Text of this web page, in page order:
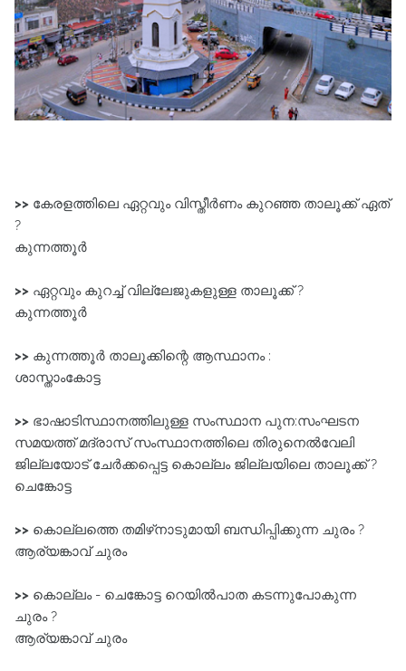
>> കേരളത്തിലെ ഏറ്റവും വിസ്തീർണം കുറഞ്ഞ താലൂക്ക്‌ ഏത്
?
കുന്നത്തൂർ
>> ഏറ്റവും കുറച്ച്‌ വില്ലേജുകളുള്ള താലൂക്ക്‌ ?
കുന്നത്തൂർ
>> കുന്നത്തൂർ താലൂക്കിന്റെ ആസ്ഥാനം :
ശാസ്താംകോട്ട
>> ഭാഷാടിസ്ഥാനത്തിലുള്ള സംസ്ഥാന പുന:സംഘടന
സമയത്ത്‌ മദ്രാസ് സംസ്ഥാനത്തിലെ തിരുനെൽവേലി
ജില്ലയോട്‌ ചേർക്കപ്പെട്ട കൊല്ലം ജില്ലയിലെ താലൂക്ക്‌ ?
ചെങ്കോട്ട
>> കൊല്ലത്തെ തമിഴ്‌നാടുമായി ബന്ധിപ്പിക്കുന്ന ചുരം ?
ആര്യങ്കാവ്‌ ചുരം
>> കൊല്ലം - ചെങ്കോട്ട റെയിൽപാത കടന്നുപോകുന്ന
ചുരം ?
ആര്യങ്കാവ്‌ ചുരം